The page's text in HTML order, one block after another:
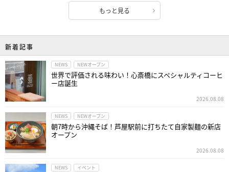
もっと見る
新着記事
NEWS NEWオープン
世界で評価される味わい！心斎橋にスペシャルティコーヒ
ー店誕生
2026.08.08
NEWS NEWオープン
朝7時から沖縄そば！芦屋駅前に打ちたて自家製麺の新店
オープン
2026.08.08
NEWS イベント